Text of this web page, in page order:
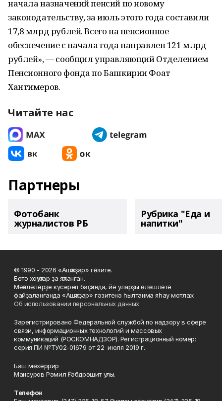
начала назначений пенсий по новому
законодательству, за июль этого года составили
17,8 млрд рублей. Всего на пенсионное
обеспечение с начала года направлен 121 млрд
рублей», — сообщил управляющий Отделением
Пенсионного фонда по Башкирии Фоат
Хантимеров.
Читайте нас
Партнеры
Фотобанк
журналистов РБ
Рубрика "Еда и
напитки"
© 1990 - 2026 «Ашҡаҙар» гәзите.
Бөтә хоҡуҡтар ҙа яҡланған.
Мәҡәләләрҙе күсереп баҫҡанда, йә уларҙы өлөшләтә
файҙаланғанда «Ашҡаҙар» гәзитенә һылтанма яһау мотлаҡ.
Об использовании персональных данных
Зарегистрировано Федеральной службой по надзору в сфере
связи, информационных технологий и массовых
коммуникаций (РОСКОМНАДЗОР). Регистрационный номер:
серия ПИ №ТУ02-01679 от 22 июля 2019 г.
Баш мөхәррир
Мансуров Рәмил Ғәбдрәшит улы.
Телефон